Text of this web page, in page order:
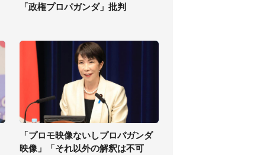
「政権プロパガンダ」批判
「プロモ映像ないしプロパガンダ
映像」「それ以外の解釈は不可